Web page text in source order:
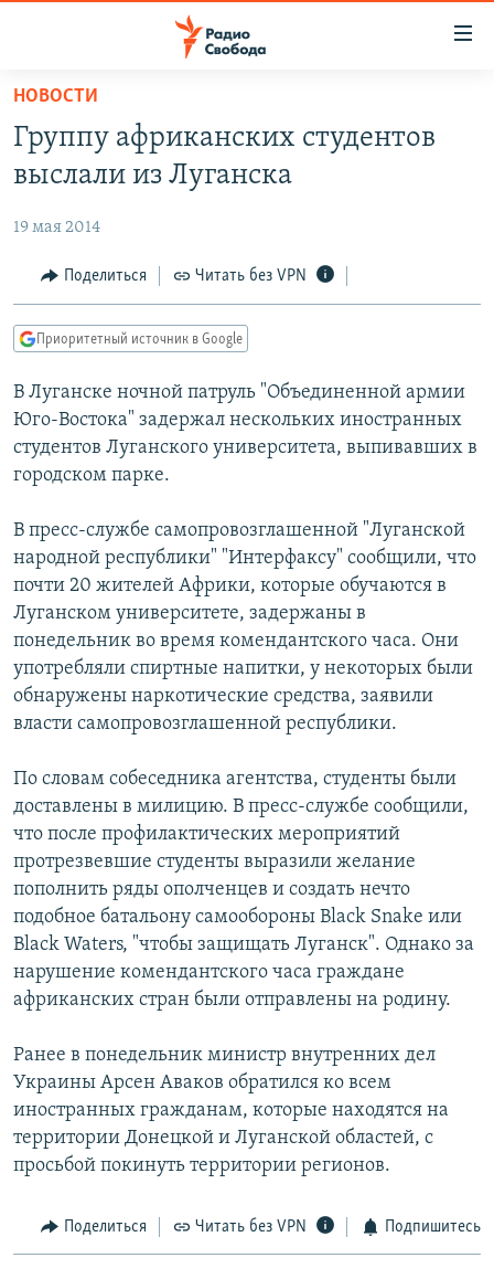
упрощенного
доступа
основному
Вернутся
главной
навигации
Вернутся
поиску
ПОДКАСТЫ
АВТОРСКИЕ ПРОЕКТЫ
ЦИТАТЫ СВОБОДЫ
МНЕНИЯ
IDEL.РЕАЛИИ
КАВКАЗ.РЕАЛИИ
СЕВЕР.РЕАЛИИ
СИБИРЬ.РЕАЛИИ
РАСПИСАНИЕ ВЕЩАНИЯ
ПОДПИШИТЕСЬ НА РАССЫЛКУ
СОЦИАЛЬНЫЕ СЕТИ
Все сайты РСЕ/РС
НОВОСТИ
Группу африканских студентов
выслали из Луганска
19 мая 2014
Поделиться Читать без VPN
Приоритетный источник в Google
В Луганске ночной патруль "Объединенной армии
Юго-Востока" задержал нескольких иностранных
студентов Луганского университета, выпивавших в
городском парке.
В пресс-службе самопровозглашенной "Луганской
народной республики" "Интерфаксу" сообщили, что
почти 20 жителей Африки, которые обучаются в
Луганском университете, задержаны в
понедельник во время комендантского часа. Они
употребляли спиртные напитки, у некоторых были
обнаружены наркотические средства, заявили
власти самопровозглашенной республики.
По словам собеседника агентства, студенты были
доставлены в милицию. В пресс-службе сообщили,
что после профилактических мероприятий
протрезвевшие студенты выразили желание
пополнить ряды ополченцев и создать нечто
подобное батальону самообороны Black Snake или
Black Waters, "чтобы защищать Луганск". Однако за
нарушение комендантского часа граждане
африканских стран были отправлены на родину.
Ранее в понедельник министр внутренних дел
Украины Арсен Аваков обратился ко всем
иностранных гражданам, которые находятся на
территории Донецкой и Луганской областей, с
просьбой покинуть территории регионов.
Поделиться Читать без VPN Подпишитесь